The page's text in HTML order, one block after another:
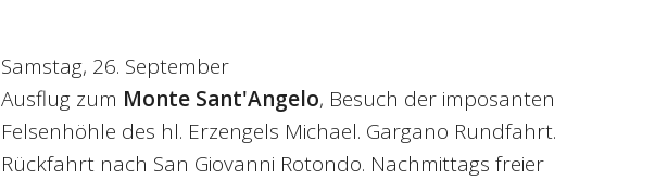
Samstag, 26. September
Ausflug zum Monte Sant'Angelo, Besuch der imposanten
Felsenhöhle des hl. Erzengels Michael. Gargano Rundfahrt.
Rückfahrt nach San Giovanni Rotondo. Nachmittags freier